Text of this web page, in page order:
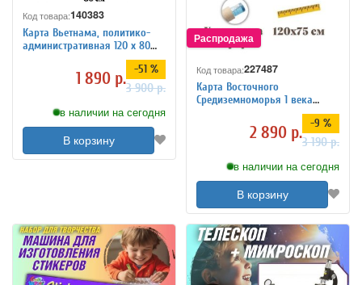
Код товара:140383
Карта Вьетнама, политико-
административная 120 х 80
см, масштаб 1:1 550 000
1 890 р. -51 %
3 900 р.
в наличии на сегодня
В корзину
Код товара:227487
Карта Восточного
Средиземноморья 1 века
2 890 р. -9 %
3 190 р.
в наличии на сегодня
В корзину